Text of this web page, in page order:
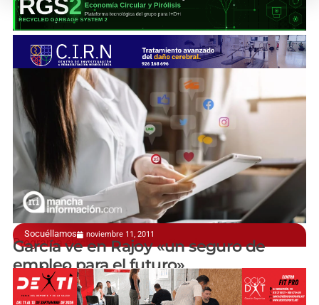
Socuéllamos noviembre 11, 2011
Programa electoral del Partido Popular
García ve en Rajoy «un seguro de
empleo para el futuro»
manchainformacion.com